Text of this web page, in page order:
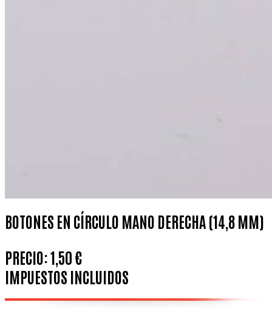
BOTONES EN CÍRCULO MANO DERECHA (14,8 MM)
PRECIO:1,50 €
IMPUESTOS INCLUIDOS